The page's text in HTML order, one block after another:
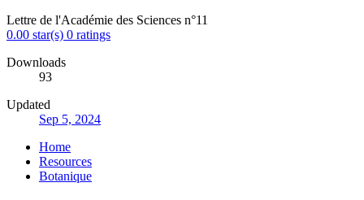
Lettre de l'Académie des Sciences n°11
0.00 star(s) 0 ratings
Downloads
93
Updated
Sep 5, 2024
Home
Resources
Botanique